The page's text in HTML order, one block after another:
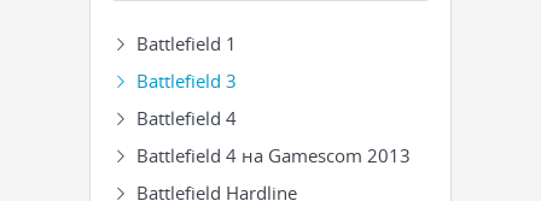
Battlefield 1
Battlefield 3
Battlefield 4
Battlefield 4 на Gamescom 2013
Battlefield Hardline